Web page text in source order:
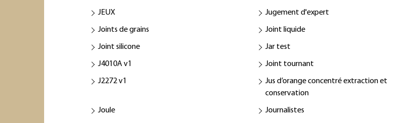
JEUX Jugement d'expert
Joints de grains Joint liquide
Joint silicone Jar test
J4010A v1 Joint tournant
J2272 v1
Jus d’orange concentré extraction et
conservation
Joule Journalistes